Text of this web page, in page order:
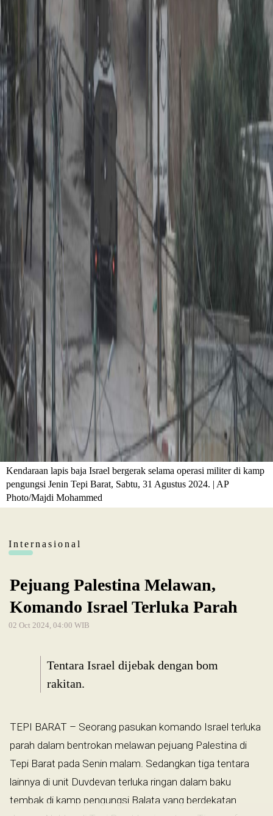
Kendaraan lapis baja Israel bergerak selama operasi militer di kamp
pengungsi Jenin Tepi Barat, Sabtu, 31 Agustus 2024. | AP
Photo/Majdi Mohammed
Internasional
Pejuang Palestina Melawan,
Komando Israel Terluka Parah
02 Oct 2024, 04:00 WIB
Tentara Israel dijebak dengan bom
rakitan.
TEPI BARAT – Seorang pasukan komando Israel terluka
parah dalam bentrokan melawan pejuang Palestina di
Tepi Barat pada Senin malam. Sedangkan tiga tentara
lainnya di unit Duvdevan terluka ringan dalam baku
tembak di kamp pengungsi Balata yang berdekatan